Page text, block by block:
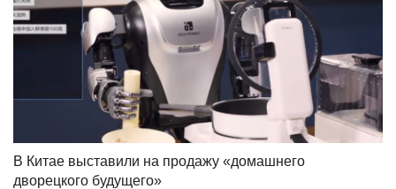
В Китае выставили на продажу «домашнего
дворецкого будущего»